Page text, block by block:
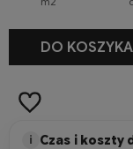
+
-
DO KOSZYKA
i Czas i koszty